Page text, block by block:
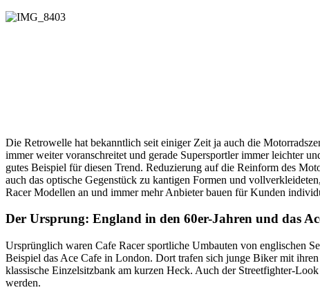
Die Retrowelle hat bekanntlich seit einiger Zeit ja auch die
immer weiter voranschreitet und gerade Supersportler immer leichter
gutes Beispiel für diesen Trend. Reduzierung auf die Reinform des
auch das optische Gegenstück zu kantigen Formen und
Racer Modellen an und immer mehr Anbieter bauen für Kunden
Der Ursprung: England in den 60er-Jahren und das
Ursprünglich waren Cafe Racer sportliche Umbauten von englischen
Beispiel das Ace Cafe in London. Dort trafen sich junge Biker mit
klassische Einzelsitzbank am kurzen Heck. Auch der Streetfighter-
werden.